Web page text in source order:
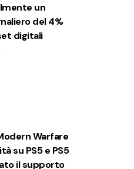
un
del 4%
digitali
Warfare
su PS5 e PS5
il supporto